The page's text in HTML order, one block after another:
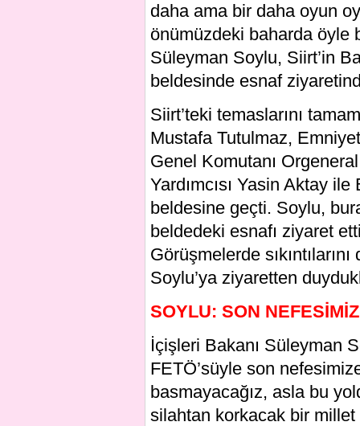
daha ama bir daha oyun
önümüzdeki baharda öyle
Süleyman Soylu, Siirt’in
beldesinde esnaf
Siirt’teki temaslarını
Mustafa Tutulmaz,
Genel Komutanı
Yardımcısı Yasin Aktay
beldesine geçti. Soylu,
beldedeki esnafı ziyaret
Görüşmelerde
Soylu’ya ziyaretten
SOYLU: SON
İçişleri Bakanı Süleyman
FETÖ’süyle son
basmayacağız, asla bu
silahtan korkacak bir millet